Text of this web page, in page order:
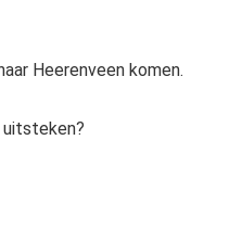
Heerenveen komen.
uitsteken?